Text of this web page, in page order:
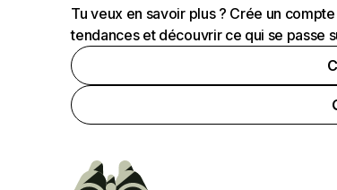
Tu veux en savoir plus ? Crée un
tendances et découvrir ce qui se passe